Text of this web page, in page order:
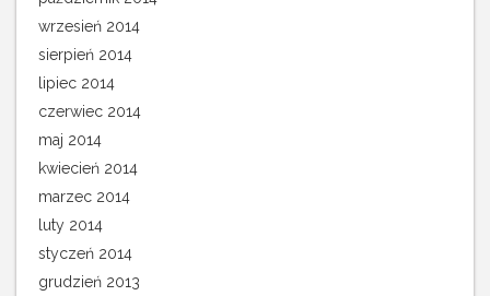
wrzesień 2014
sierpień 2014
lipiec 2014
czerwiec 2014
maj 2014
kwiecień 2014
marzec 2014
luty 2014
styczeń 2014
grudzień 2013